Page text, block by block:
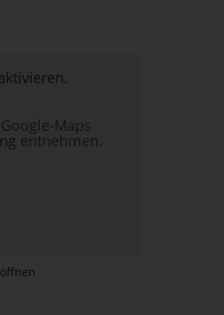
Maps
entnehmen.